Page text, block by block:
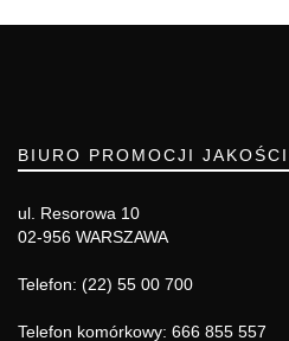
BIURO PROMOCJI
ul. Resorowa 10
02-956 WARSZAWA
Telefon: (22) 55 00 700
Telefon komórkowy: 666 855 557